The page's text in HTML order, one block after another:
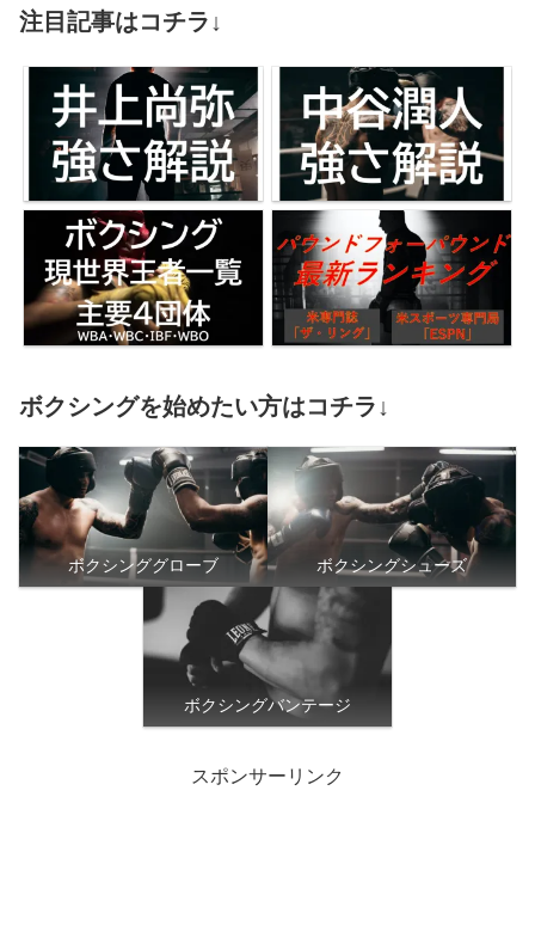
注目記事はコチラ↓
ボクシングを始めたい方はコチラ↓
ボクシンググローブ ボクシングシューズ
ボクシングバンテージ
スポンサーリンク